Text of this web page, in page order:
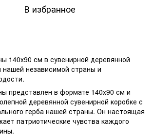
В избранное
140x90 см в сувенирной деревянной
нашей независимой страны и
представлен в формате 140х90 см и
деревянной сувенирной коробке с
герба нашей страны. Он настоящая
патриотические чувства каждого